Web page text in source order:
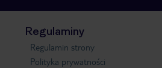
Regulaminy
Regulamin strony
Polityka prywatności